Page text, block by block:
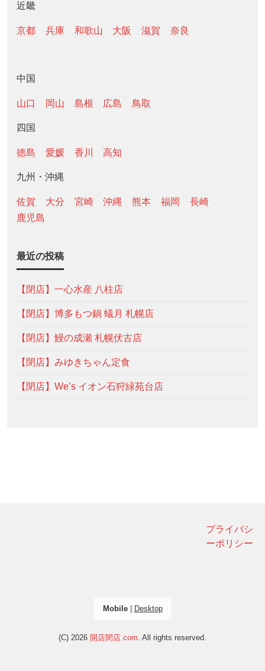
近畿
京都 兵庫 和歌山 大阪 滋賀 奈良
中国
山口 岡山 島根 広島 鳥取
四国
徳島 愛媛 香川 高知
九州・沖縄
佐賀 大分 宮崎 沖縄 熊本 福岡
長崎
鹿児島
最近の投稿
【閉店】一心水産 八柱店
【閉店】博多もつ鍋 蟻月 札幌店
【閉店】鰻の成瀬 札幌伏古店
【閉店】みゆきちゃん定食
【閉店】We’s イオン石狩緑苑台店
プライバシ
ーポリシー
Mobile| Desktop
(C) 2026 開店閉店.com. All rights reserved.